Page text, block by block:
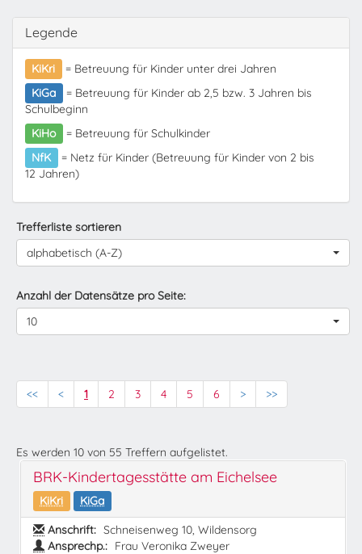
Legende
KiKri
= Betreuung für Kinder unter drei Jahren
KiGa
= Betreuung für Kinder ab 2,5 bzw. 3 Jahren bis
Schulbeginn
KiHo
= Betreuung für Schulkinder
NfK
= Netz für Kinder (Betreuung für Kinder von 2 bis
12 Jahren)
Trefferliste sortieren
alphabetisch (A-Z)
Anzahl der Datensätze pro Seite:
10
<< < 1 2 3 4 5 6 > >>
Es werden 10 von 55 Treffern aufgelistet.
BRK-Kindertagesstätte am Eichelsee
KiKri
KiGa
Anschrift: Schneisenweg 10, Wildensorg
Ansprechp.: Frau Veronika Zweyer